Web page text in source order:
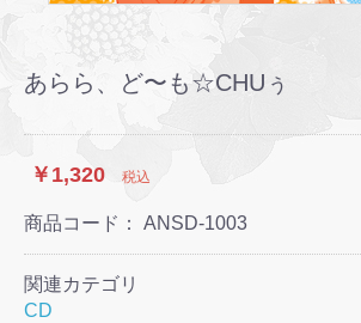
あらら、ど〜も☆CHUぅ
￥1,320 税込
商品コード： ANSD-1003
関連カテゴリ
CD